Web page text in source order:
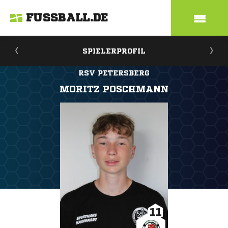
FUSSBALL.DE
SPIELERPROFIL
RSV PETERSBERG
MORITZ POSCHMANN
11